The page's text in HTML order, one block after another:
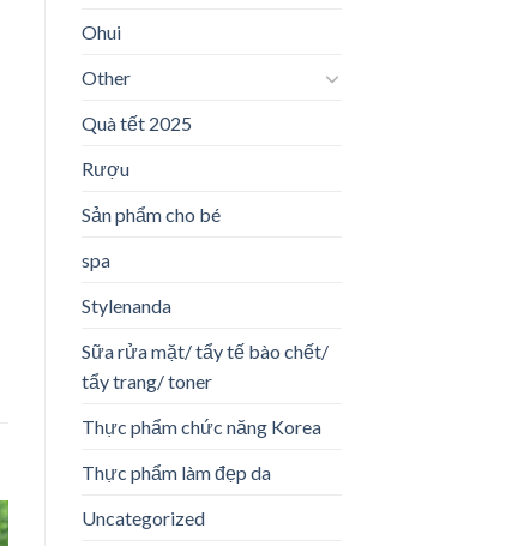
Ohui
Other
Quà tết 2025
Rượu
Sản phẩm cho bé
spa
Stylenanda
Sữa rửa mặt/ tẩy tế bào chết/
tẩy trang/ toner
Thực phẩm chức năng Korea
Thực phẩm làm đẹp da
Uncategorized